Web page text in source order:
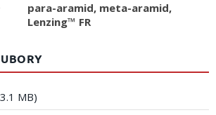
para-aramid, meta-aramid,
Lenzing™ FR
MB)